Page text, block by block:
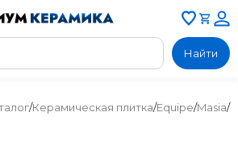
Найти
/Керамическая плитка/Equipe/Masia/